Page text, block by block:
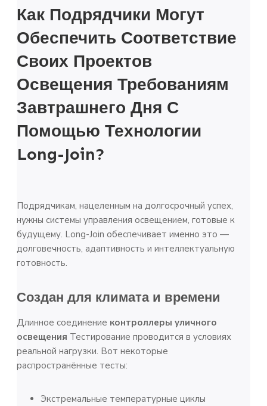
Как Подрядчики Могут
Обеспечить Соответствие
Своих Проектов
Освещения Требованиям
Завтрашнего Дня С
Помощью Технологии
Long-Join?
Подрядчикам, нацеленным на долгосрочный успех,
нужны системы управления освещением, готовые к
будущему. Long-Join обеспечивает именно это —
долговечность, адаптивность и интеллектуальную
готовность.
Создан для климата и времени
Длинное соединение контроллеры уличного
освещения Тестирование проводится в условиях
реальной нагрузки. Вот некоторые
распространённые тесты:
Экстремальные температурные циклы